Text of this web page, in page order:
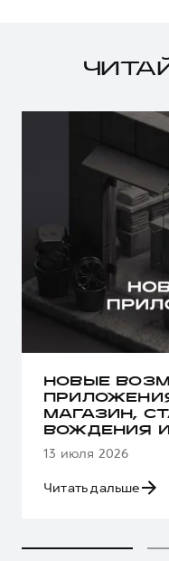
НОВЫЕ
МАГАЗИН,
ВОЖДЕНИЯ
13 июля 2026
Читать дальше